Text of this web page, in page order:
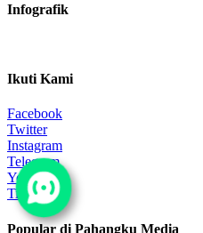
Infografik
Ikuti Kami
Facebook
Twitter
Instagram
Telegram
YouTube
TikTok
Popular di Pahangku Media